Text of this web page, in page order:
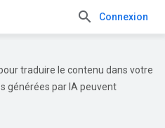
Connexion
traduire le contenu dans votre
générées par IA peuvent